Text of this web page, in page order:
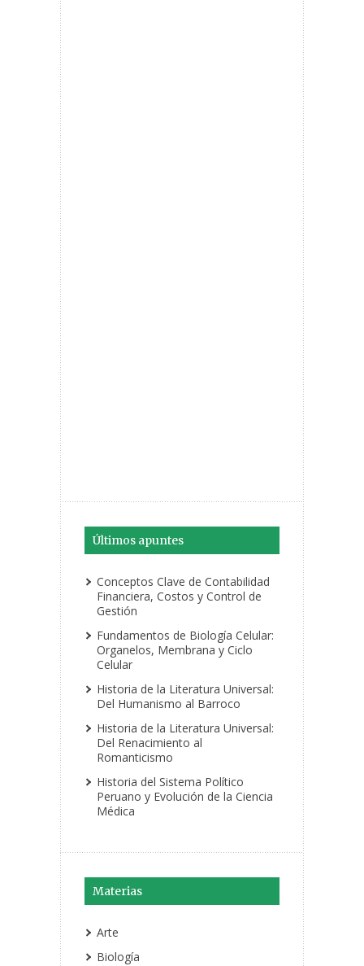
Últimos apuntes
Conceptos Clave de Contabilidad
Financiera, Costos y Control de
Gestión
Fundamentos de Biología Celular:
Organelos, Membrana y Ciclo
Celular
Historia de la Literatura Universal:
Del Humanismo al Barroco
Historia de la Literatura Universal:
Del Renacimiento al
Romanticismo
Historia del Sistema Político
Peruano y Evolución de la Ciencia
Médica
Materias
Arte
Biología